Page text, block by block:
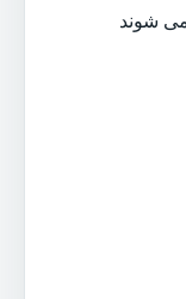
شوند